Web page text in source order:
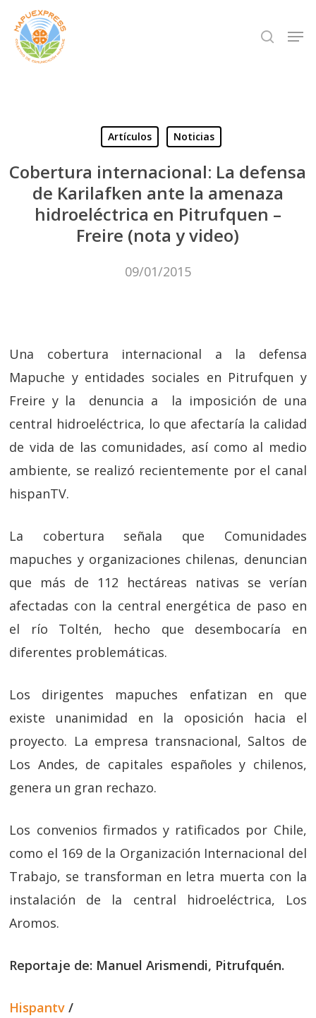
Skip
main
search
Artículos Noticias
Cobertura internacional: La defensa
de Karilafken ante la amenaza
hidroeléctrica en Pitrufquen –
Freire (nota y video)
09/01/2015
Una cobertura internacional a la defensa
Mapuche y entidades sociales en Pitrufquen y
Freire y la denuncia a la imposición de una
central hidroeléctrica, lo que afectaría la calidad
de vida de las comunidades, así como al medio
ambiente, se realizó recientemente por el canal
hispanTV.
La cobertura señala que Comunidades
mapuches y organizaciones chilenas, denuncian
que más de 112 hectáreas nativas se verían
afectadas con la central energética de paso en
el río Toltén, hecho que desembocaría en
diferentes problemáticas.
Los dirigentes mapuches enfatizan en que
existe unanimidad en la oposición hacia el
proyecto. La empresa transnacional, Saltos de
Los Andes, de capitales españoles y chilenos,
genera un gran rechazo.
Los convenios firmados y ratificados por Chile,
como el 169 de la Organización Internacional del
Trabajo, se transforman en letra muerta con la
instalación de la central hidroeléctrica, Los
Aromos.
Reportaje de: Manuel Arismendi, Pitrufquén.
Hispantv /
Close